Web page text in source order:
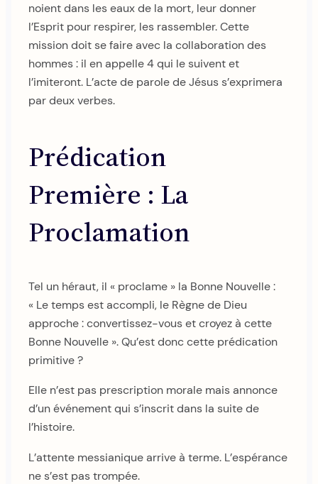
noient dans les eaux de la mort, leur donner
l’Esprit pour respirer, les rassembler. Cette
mission doit se faire avec la collaboration des
hommes : il en appelle 4 qui le suivent et
l’imiteront. L’acte de parole de Jésus s’exprimera
par deux verbes.
Prédication
Première : La
Proclamation
Tel un héraut, il « proclame » la Bonne Nouvelle :
« Le temps est accompli, le Règne de Dieu
approche : convertissez-vous et croyez à cette
Bonne Nouvelle ». Qu’est donc cette prédication
primitive ?
Elle n’est pas prescription morale mais annonce
d’un événement qui s’inscrit dans la suite de
l’histoire.
L’attente messianique arrive à terme. L’espérance
ne s’est pas trompée.